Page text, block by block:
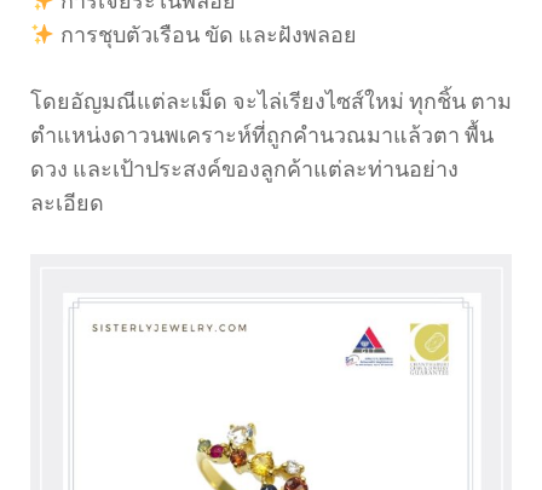
การชุบตัวเรือน ขัด และฝังพลอย
โดยอัญมณีแต่ละเม็ด จะไล่เรียงไซส์ใหม่ ทุกชิ้น ตาม
ตำแหน่งดาวนพเคราะห์ที่ถูกคำนวณมาแล้วตา พื้น
ดวง และเป้าประสงค์ของลูกค้าแต่ละท่านอย่าง
ละเอียด